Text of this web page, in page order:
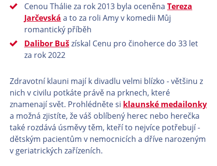
Cenou Thálie za rok 2013 byla oceněna Tereza
Jarčevská a to za roli Amy v komedii Můj
romantický příběh
Dalibor Bušzískal Cenu pro činoherce do 33 let
za rok 2022
Zdravotní klauni mají k divadlu velmi blízko - většinu z
nich v civilu potkáte právě na prknech, které
znamenají svět. Prohlédněte si klaunské medailonky
a možná zjistíte, že váš oblíbený herec nebo herečka
také rozdává úsměvy těm, kteří to nejvíce potřebují -
dětským pacientům v nemocnicích a dříve narozeným
v geriatrických zařízeních.